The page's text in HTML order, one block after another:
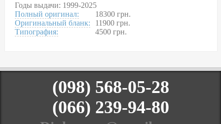
Годы выдачи: 1999-2025
Полный оригинал:
Оригинальный бланк:
Типография:
18300 грн.
11900 грн.
4500 грн.
(098) 568-05-28
(066) 239-94-80